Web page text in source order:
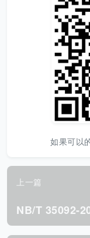
如果可以
上一篇